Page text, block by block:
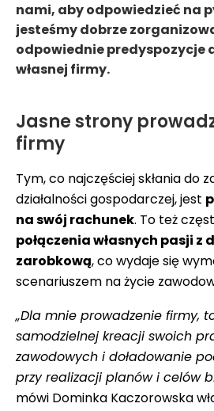
nami, aby odpowiedzieć na
jesteśmy dobrze
odpowiednie predyspozycje
własnej firmy.
Jasne strony
firmy
Tym, co najczęściej skłania do
działalności gospodarczej, jest
na swój rachunek. To też
połączenia własnych pasji z
zarobkową, co wydaje się
scenariuszem na życie
„Dla mnie prowadzenie firmy,
samodzielnej kreacji swoich
zawodowych i doładowanie
przy realizacji planów i celów
mówi Dominka Kaczorowska